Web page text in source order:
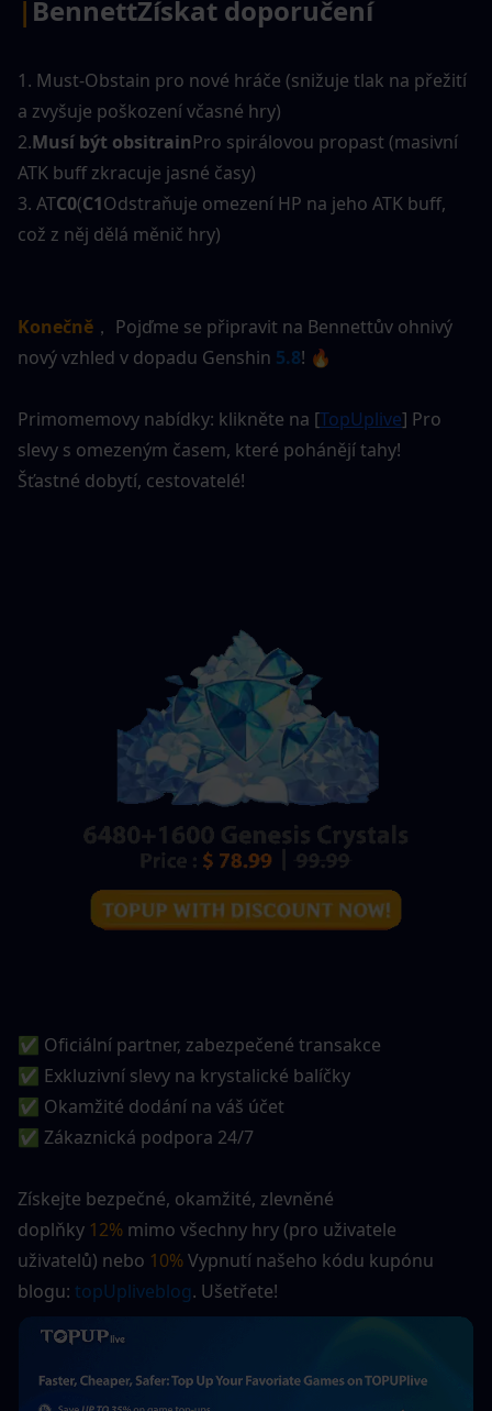
| BennettZískat doporučení
1. Must-Obstain pro nové hráče (snižuje tlak na přežití
a zvyšuje poškození včasné hry)
2.Musí být obsitrainPro spirálovou propast (masivní
ATK buff zkracuje jasné časy)
3. ATC0(C1Odstraňuje omezení HP na jeho ATK buff,
což z něj dělá měnič hry)
Konečně ， Pojďme se připravit na Bennettův ohnivý
nový vzhled v dopadu Genshin 5.8! 🔥
Primomemovy nabídky: klikněte na [TopUplive] Pro
slevy s omezeným časem, které pohánějí tahy!
Šťastné dobytí, cestovatelé!
✅ Oficiální partner, zabezpečené transakce
✅ Exkluzivní slevy na krystalické balíčky
✅ Okamžité dodání na váš účet
✅ Zákaznická podpora 24/7
Získejte bezpečné, okamžité, zlevněné
doplňky 12% mimo všechny hry (pro uživatele
uživatelů) nebo 10% Vypnutí našeho kódu kupónu
blogu: topUpliveblog. Ušetřete!